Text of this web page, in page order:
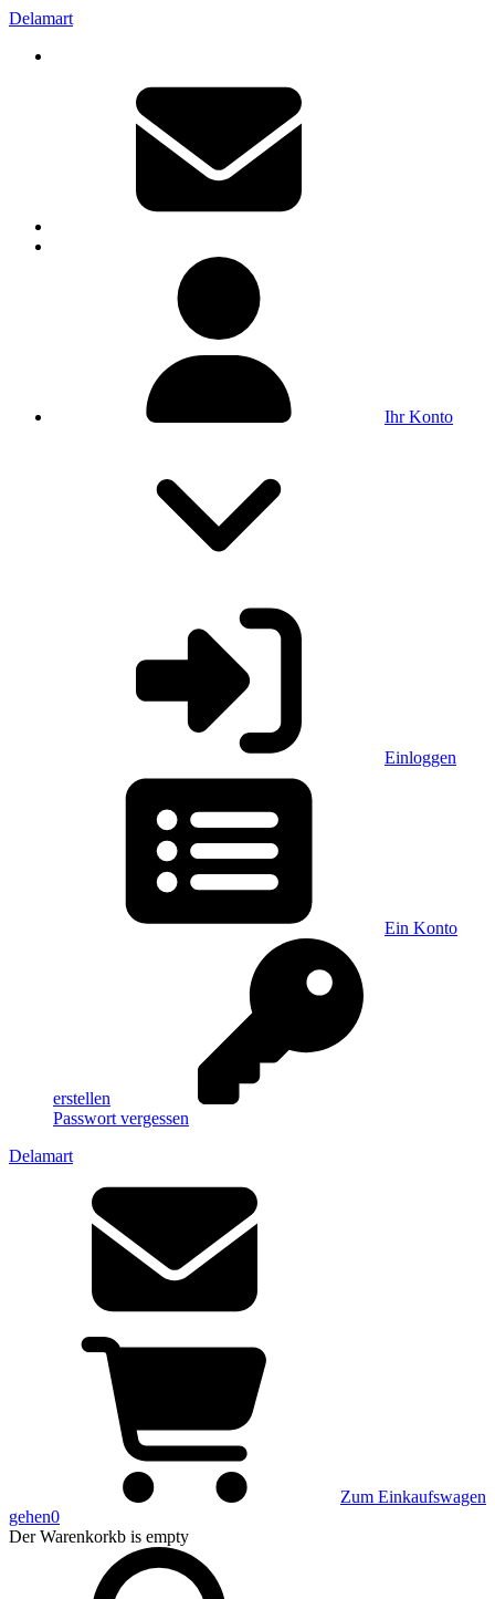
Delamart
Ihr Konto
Einloggen
Ein Konto
erstellen
Passwort vergessen
Delamart
Zum Einkaufswagen
gehen0
Der Warenkorkb is empty